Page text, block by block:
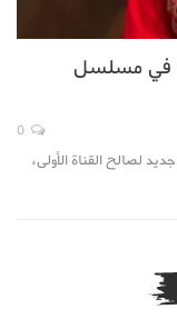
في مسلسل
لصالح القناة الأولى،